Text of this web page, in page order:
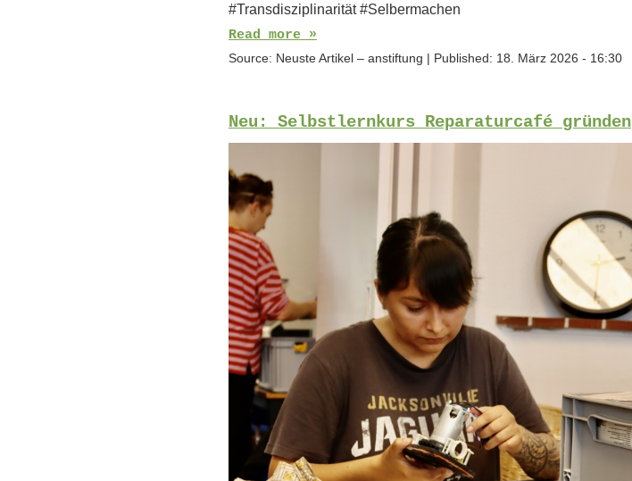
#Transdisziplinarität #Selbermachen
Read more »
Source: Neuste Artikel – anstiftung Published: 18. März 2026 - 16:30
Neu: Selbstlernkurs Reparaturcafé gründen